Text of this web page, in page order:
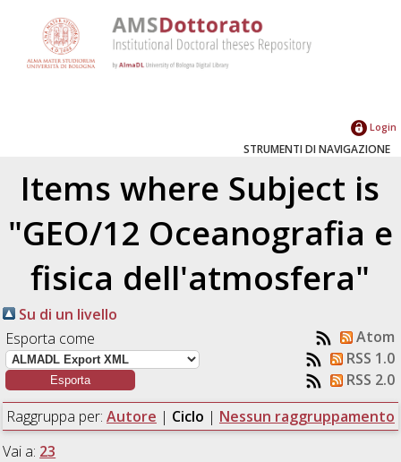
Login
STRUMENTI DI NAVIGAZIONE
Items where Subject is
"GEO/12 Oceanografia e
fisica dell'atmosfera"
Su di un livello
Esporta come
Atom
RSS 1.0
RSS 2.0
Raggruppa per: Autore | Ciclo | Nessun raggruppamento
Vai a: 23